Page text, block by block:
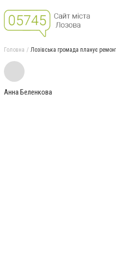
Головна Лозівська громада планує
Анна Беленкова